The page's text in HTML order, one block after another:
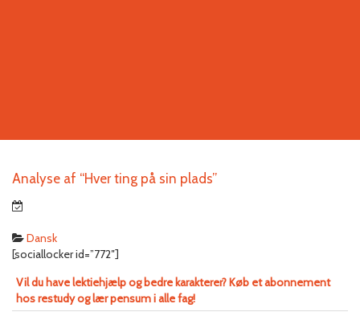
Analyse af “Hver ting på sin plads”
Dansk
[sociallocker id=”772″]
Vil du have lektiehjælp og bedre karakterer? Køb et abonnement
hos restudy og lær pensum i alle fag!